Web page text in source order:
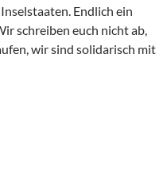
Endlich ein
schreiben euch nicht ab,
wir sind solidarisch mit